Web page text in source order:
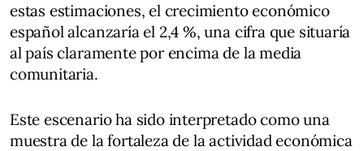
estas estimaciones, el crecimiento económico
español alcanzaría el 2,4 %, una cifra que situaría
al país claramente por encima de la media
comunitaria.
Este escenario ha sido interpretado como una
muestra de la fortaleza de la actividad económica